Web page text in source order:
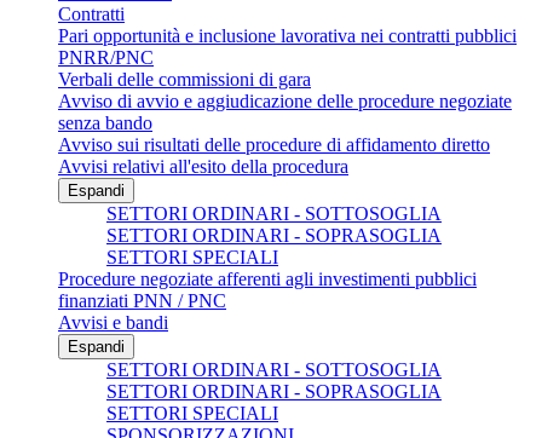
Contratti
Pari opportunità e inclusione lavorativa nei contratti pubblici
PNRR/PNC
Verbali delle commissioni di gara
Avviso di avvio e aggiudicazione delle procedure negoziate
senza bando
Avviso sui risultati delle procedure di affidamento diretto
Avvisi relativi all'esito della procedura
Espandi
SETTORI ORDINARI - SOTTOSOGLIA
SETTORI ORDINARI - SOPRASOGLIA
SETTORI SPECIALI
Procedure negoziate afferenti agli investimenti pubblici
finanziati PNN / PNC
Avvisi e bandi
Espandi
SETTORI ORDINARI - SOTTOSOGLIA
SETTORI ORDINARI - SOPRASOGLIA
SETTORI SPECIALI